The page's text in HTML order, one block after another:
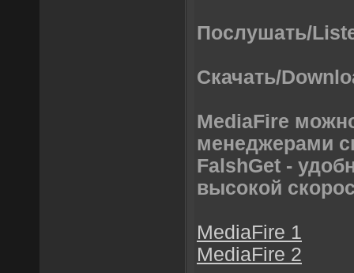
Послушать/
Скачать/
MediaFire
менеджерами
FalshGet -
высокой
MediaFire 1
MediaFire 2